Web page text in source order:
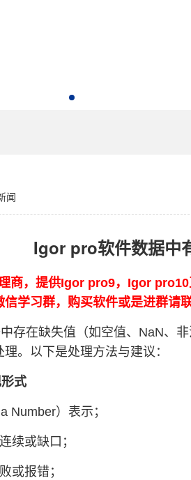
闻
Igor pro软件数据中
商，提供Igor pro9，Igor
学习群，购买软件或是进群请联
存在缺失值（如空值、NaN、
。以下是处理方法与建议：
式
Number）表示；
续或缺口；
或报错；